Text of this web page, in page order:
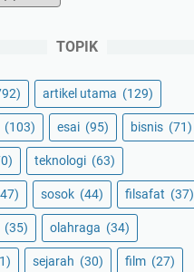
TOPIK
artikel utama (129)
(103) esai (95) bisnis (71)
teknologi (63)
sosok (44) filsafat (37)
(35) olahraga (34)
sejarah (30) film (27)